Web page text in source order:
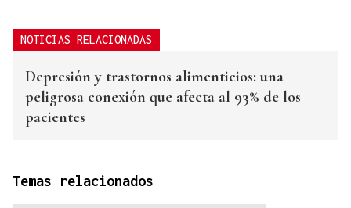
NOTICIAS RELACIONADAS
Depresión y trastornos alimenticios: una
peligrosa conexión que afecta al 93% de los
pacientes
Temas relacionados